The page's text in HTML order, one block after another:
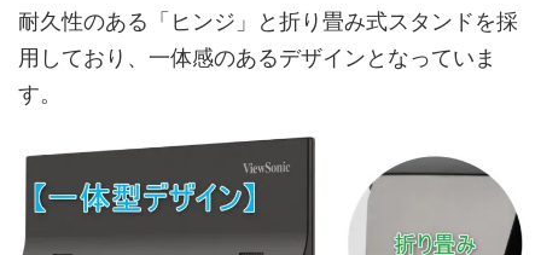
耐久性のある「ヒンジ」と折り畳み式スタンドを採
用しており、一体感のあるデザインとなっていま
す。